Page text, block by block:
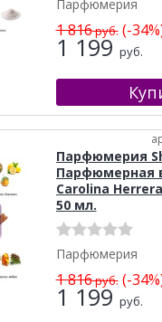
Парфюмерия
1 816руб.(-
1 199 руб.
Парфюмерия
Парфюмерная
Carolina
50 мл.
Парфюмерия
1 816руб.(-
1 199 руб.